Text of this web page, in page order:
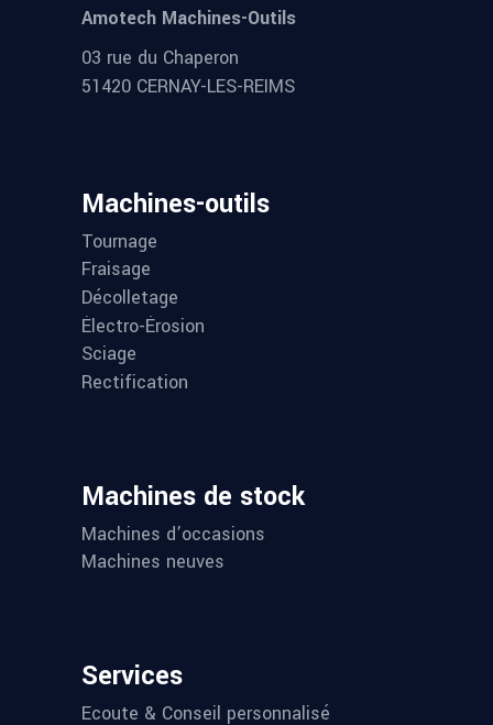
Amotech Machines-Outils
03 rue du Chaperon
51420 CERNAY-LES-REIMS
Machines-outils
Tournage
Fraisage
Décolletage
Électro-Érosion
Sciage
Rectification
Machines de stock
Machines d’occasions
Machines neuves
Services
Ecoute & Conseil personnalisé